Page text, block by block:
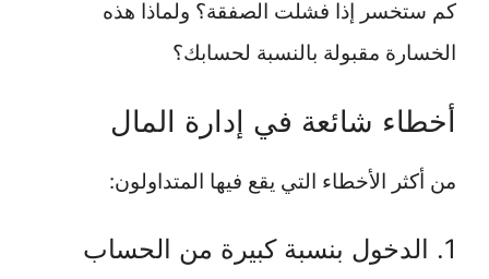
كم ستخسر إذا فشلت الصفقة؟ ولماذا هذه
الخسارة مقبولة بالنسبة لحسابك؟
أخطاء شائعة في إدارة المال
من أكثر الأخطاء التي يقع فيها المتداولون:
1. الدخول بنسبة كبيرة من الحساب